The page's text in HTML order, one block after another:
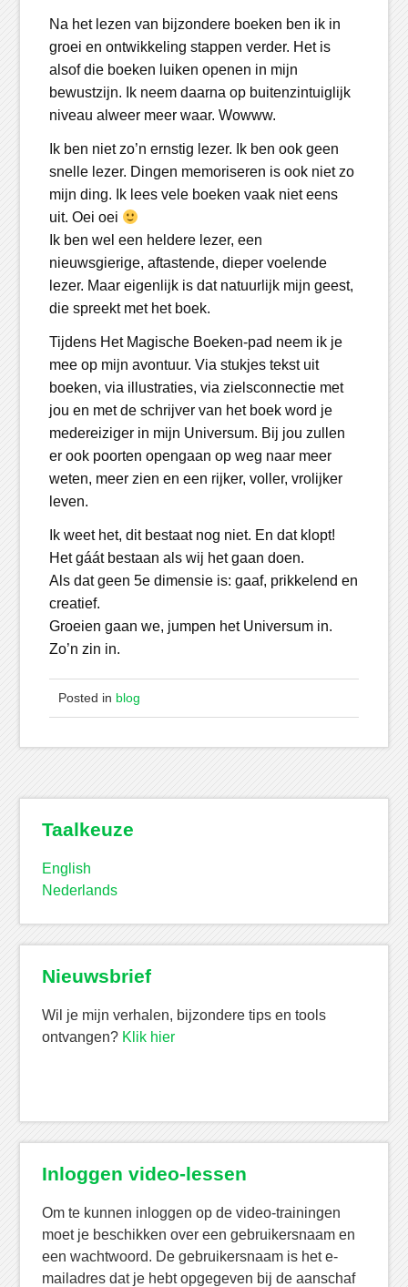
Na het lezen van bijzondere boeken ben ik in
groei en ontwikkeling stappen verder. Het is
alsof die boeken luiken openen in mijn
bewustzijn. Ik neem daarna op buitenzintuiglijk
niveau alweer meer waar. Wowww.
Ik ben niet zo’n ernstig lezer. Ik ben ook geen
snelle lezer. Dingen memoriseren is ook niet zo
mijn ding. Ik lees vele boeken vaak niet eens
uit. Oei oei
Ik ben wel een heldere lezer, een
nieuwsgierige, aftastende, dieper voelende
lezer. Maar eigenlijk is dat natuurlijk mijn geest,
die spreekt met het boek.
Tijdens Het Magische Boeken-pad neem ik je
mee op mijn avontuur. Via stukjes tekst uit
boeken, via illustraties, via zielsconnectie met
jou en met de schrijver van het boek word je
medereiziger in mijn Universum. Bij jou zullen
er ook poorten opengaan op weg naar meer
weten, meer zien en een rijker, voller, vrolijker
leven.
Ik weet het, dit bestaat nog niet. En dat klopt!
Het gáát bestaan als wij het gaan doen.
Als dat geen 5e dimensie is: gaaf, prikkelend en
creatief.
Groeien gaan we, jumpen het Universum in.
Zo’n zin in.
Posted in blog
Taalkeuze
English
Nederlands
Nieuwsbrief
Wil je mijn verhalen, bijzondere tips en tools
ontvangen? Klik hier
Inloggen video-lessen
Om te kunnen inloggen op de video-trainingen
moet je beschikken over een gebruikersnaam en
een wachtwoord. De gebruikersnaam is het e-
mailadres dat je hebt opgegeven bij de aanschaf